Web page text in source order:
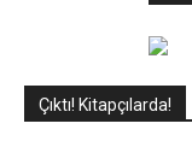
Çıktı! Kitapçılarda!